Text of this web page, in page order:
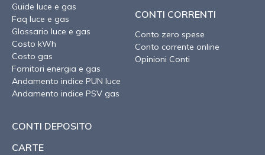
Guide luce e gas
Faq luce e gas
Glossario luce e gas
Costo kWh
Costo gas
Fornitori energia e gas
Andamento indice PUN luce
Andamento indice PSV gas
CONTI CORRENTI
Conto zero spese
Conto corrente online
Opinioni Conti
CONTI DEPOSITO
CARTE